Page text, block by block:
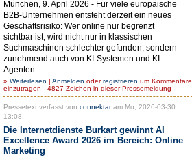
München, 9. April 2026 - Für viele europäische
B2B-Unternehmen entsteht derzeit ein neues
Geschäftsrisiko: Wer online nur begrenzt
sichtbar ist, wird nicht nur in klassischen
Suchmaschinen schlechter gefunden, sondern
zunehmend auch von KI-Systemen und KI-
Agenten...
» Weiterlesen | Anmelden oderregistrieren um Kommentare
einzutragen - 4827 Zeichen in dieser Pressemeldung
Pressetext verfasst von connektaram Mo, 2026-03-30
13:08.
Die Internetdienste Burkart gewinnt AI
Excellence Award 2026 im Bereich: Online
Marketing